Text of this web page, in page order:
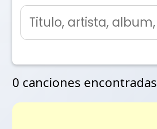
0 canciones encontradas